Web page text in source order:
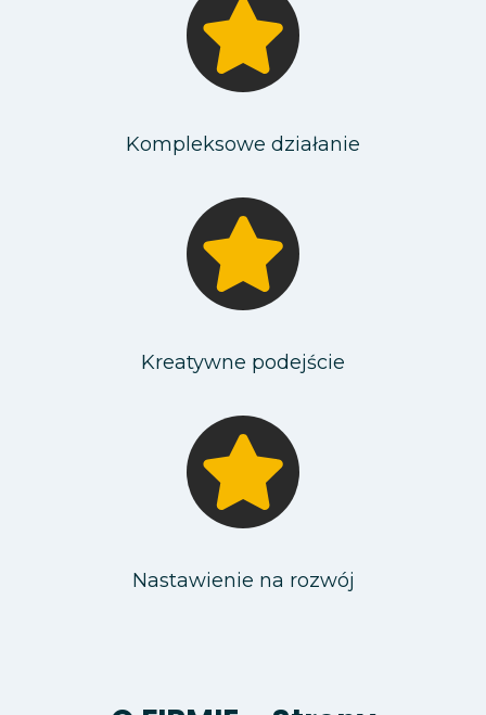
Kompleksowe działanie
Kreatywne podejście
Nastawienie na rozwój